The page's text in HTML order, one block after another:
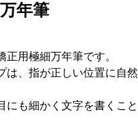
年筆
用極細万年筆です。
は、指が正しい位置に自然
にも細かく文字を書くこと